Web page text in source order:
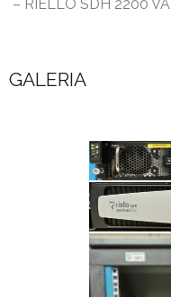
– RIELLO SDH 2200 VA
GALERIA